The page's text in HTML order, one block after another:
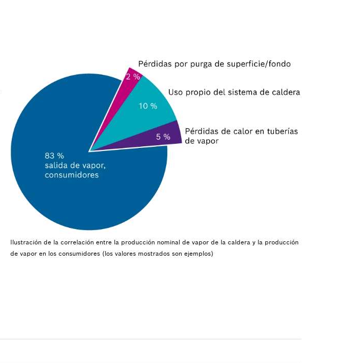
Ilustración de la correlación entre la producción nominal de vapor de la caldera y la producción
de vapor en los consumidores (los valores mostrados son ejemplos)